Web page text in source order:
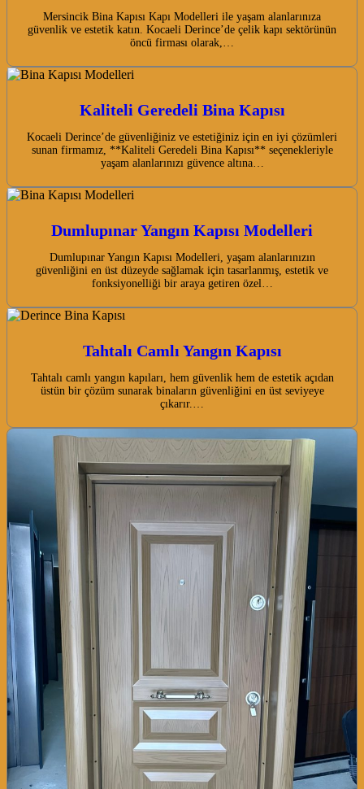
Mersincik Bina Kapısı Kapı Modelleri ile yaşam alanlarınıza
güvenlik ve estetik katın. Kocaeli Derince’de çelik kapı sektörünün
öncü firması olarak,…
Kaliteli Geredeli Bina Kapısı
Kocaeli Derince’de güvenliğiniz ve estetiğiniz için en iyi çözümleri
sunan firmamız, **Kaliteli Geredeli Bina Kapısı** seçenekleriyle
yaşam alanlarınızı güvence altına…
Dumlupınar Yangın Kapısı Modelleri
Dumlupınar Yangın Kapısı Modelleri, yaşam alanlarınızın
güvenliğini en üst düzeyde sağlamak için tasarlanmış, estetik ve
fonksiyonelliği bir araya getiren özel…
Tahtalı Camlı Yangın Kapısı
Tahtalı camlı yangın kapıları, hem güvenlik hem de estetik açıdan
üstün bir çözüm sunarak binaların güvenliğini en üst seviyeye
çıkarır.…